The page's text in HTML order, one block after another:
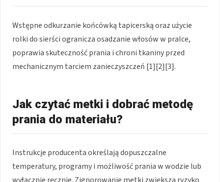
Wstępne odkurzanie końcówką tapicerską oraz użycie
rolki do sierści ogranicza osadzanie włosów w pralce,
poprawia skuteczność prania i chroni tkaniny przed
mechanicznym tarciem zanieczyszczeń [1][2][3].
Jak czytać metki i dobrać metodę
prania do materiału?
Instrukcje producenta określają dopuszczalne
temperatury, programy i możliwość prania w wodzie lub
wyłącznie ręcznie. Zignorowanie metki zwiększa ryzyko